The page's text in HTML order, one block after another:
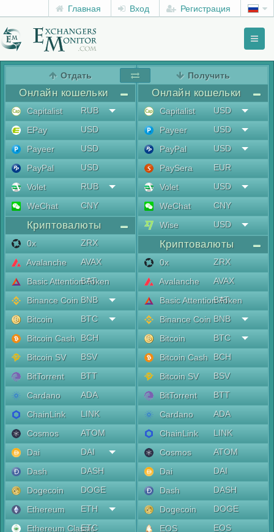
Главная Вход Регистрация
Отдать
Онлайн кошельки
Capitalist
RUB
EPay
USD
Payeer
USD
PayPal
USD
Volet
RUB
WeChat
CNY
Криптовалюты
0x
ZRX
Avalanche
AVAX
Basic Attention Token
BAT
Binance Coin BNB
Bitcoin
BTC
Bitcoin Cash
BCH
Bitcoin SV
BSV
BitTorrent
BTT
Cardano
ADA
ChainLink
LINK
Cosmos
ATOM
Dai
DAI
Dash
DASH
Dogecoin
DOGE
Ethereum
ETH
Ethereum Classic
ETC
Получить
Онлайн кошельки
Capitalist
USD
Payeer
USD
PayPal
USD
PaySera
EUR
Volet
USD
WeChat
CNY
Wise
USD
Криптовалюты
0x
ZRX
Avalanche
AVAX
Basic Attention Token
BAT
Binance Coin BNB
Bitcoin
BTC
Bitcoin Cash
BCH
Bitcoin SV
BSV
BitTorrent
BTT
Cardano
ADA
ChainLink
LINK
Cosmos
ATOM
Dai
DAI
Dash
DASH
Dogecoin
DOGE
EOS
EOS